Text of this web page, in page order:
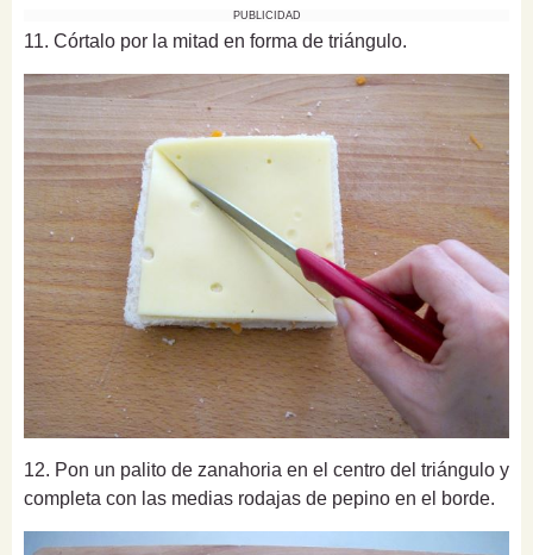
PUBLICIDAD
11. Córtalo por la mitad en forma de triángulo.
12. Pon un palito de zanahoria en el centro del triángulo y
completa con las medias rodajas de pepino en el borde.